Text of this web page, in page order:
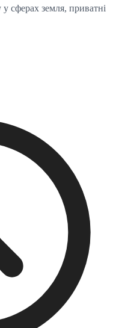
у сферах земля, приватні